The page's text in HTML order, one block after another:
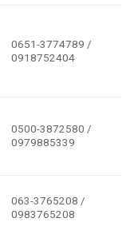
0651-3774789 /
0918752404
0500-3872580 /
0979885339
063-3765208 /
0983765208